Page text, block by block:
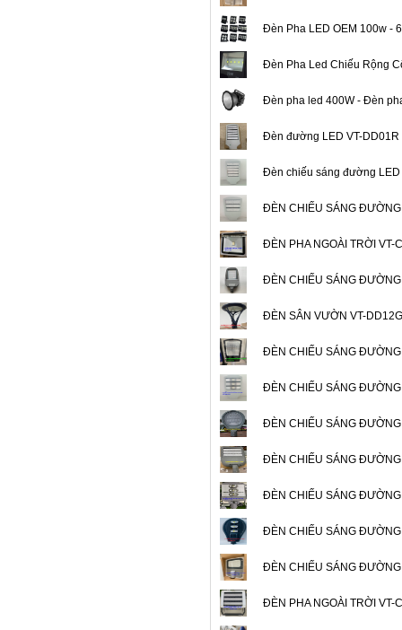
Đèn Pha LED OEM 100w -
Đèn Pha Led Chiếu Rộng
Đèn pha led 400W - Đèn
Đèn đường LED VT-DD01R
Đèn chiếu sáng đường LED
ĐÈN CHIẾU SÁNG
ĐÈN PHA NGOÀI TRỜI VT-
ĐÈN CHIẾU SÁNG
ĐÈN SÂN VƯỜN VT-DD12G
ĐÈN CHIẾU SÁNG
ĐÈN CHIẾU SÁNG
ĐÈN CHIẾU SÁNG
ĐÈN CHIẾU SÁNG
ĐÈN CHIẾU SÁNG
ĐÈN CHIẾU SÁNG
ĐÈN CHIẾU SÁNG
ĐÈN PHA NGOÀI TRỜI VT-